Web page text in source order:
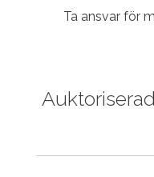
Ta ansvar för